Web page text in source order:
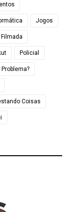
Jogos
Policial
Coisas